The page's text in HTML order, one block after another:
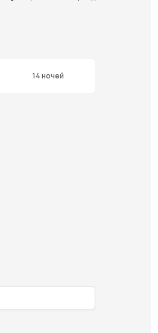
14 ночей